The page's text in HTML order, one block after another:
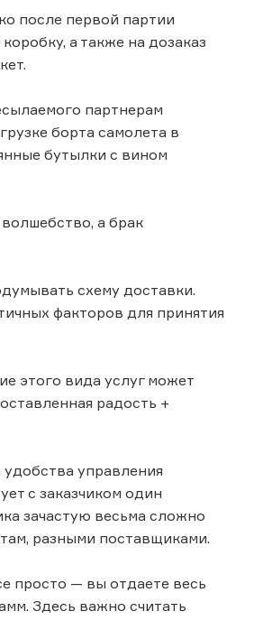
после первой партии
а также на дозаказ
партнерам
борта самолета в
бутылки с вином
а брак
схему доставки.
факторов для принятия
этого вида услуг может
радость +
удобства управления
с заказчиком один
зачастую весьма сложно
разными поставщиками.
просто — вы отдаете весь
Здесь важно считать